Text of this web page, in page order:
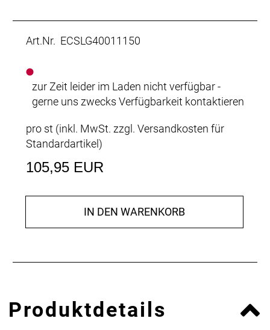
Art.Nr. ECSLG40011150
zur Zeit leider im Laden nicht verfügbar -
gerne uns zwecks Verfügbarkeit kontaktieren
pro st (inkl. MwSt. zzgl. Versandkosten für
Standardartikel)
105,95 EUR
IN DEN WARENKORB
Produktdetails